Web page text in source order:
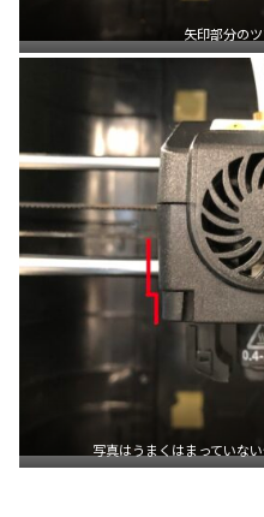
矢印部分の
写真はうまくはまっていな